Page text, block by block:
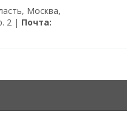
Москва,
2 | Почта: